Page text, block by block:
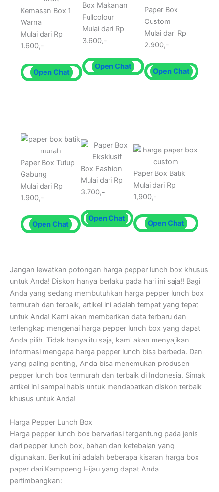
Kemasan Box 1
Warna
Mulai dari Rp
1.600,-
Open Chat
Box Makanan
Fullcolour
Mulai dari Rp
3.600,-
Open Chat
Paper Box
Custom
Mulai dari Rp
2.900,-
Open Chat
Paper Box Tutup
Gabung
Mulai dari Rp
1.900,-
Open Chat
Box Fashion
Mulai dari Rp
3.700,-
Open Chat
Paper Box Batik
Mulai dari Rp
1,900,-
Open Chat
Jangan lewatkan potongan harga pepper lunch box khusus
untuk Anda! Diskon hanya berlaku pada hari ini saja!! Bagi
Anda yang sedang membutuhkan harga pepper lunch box
termurah dan terbaik, artikel ini adalah tempat yang tepat
untuk Anda! Kami akan memberikan data terbaru dan
terlengkap mengenai harga pepper lunch box yang dapat
Anda pilih. Tidak hanya itu saja, kami akan menyajikan
informasi mengapa harga pepper lunch bisa berbeda. Dan
yang paling penting, Anda bisa menemukan produsen
pepper lunch box termurah dan terbaik di Indonesia. Simak
artikel ini sampai habis untuk mendapatkan diskon terbaik
khusus untuk Anda!
Harga Pepper Lunch Box
Harga pepper lunch box bervariasi tergantung pada jenis
dari pepper lunch box, bahan dan ketebalan yang
digunakan. Berikut ini adalah beberapa kisaran harga box
paper dari Kampoeng Hijau yang dapat Anda
pertimbangkan: